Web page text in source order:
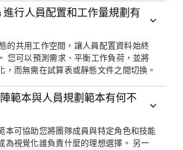
進行人員配置和工作量規劃有
的共用工作空間，讓人員配置資料始終
您可以預測需求、平衡工作負荷，並將
，而無需在試算表或靜態文件之間切換。
範本與人員規劃範本有何不
本可協助您將團隊成員與特定角色和技能
為視覺化誰負責什麼的理想選擇。 另一